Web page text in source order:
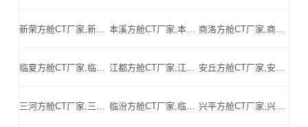
新荣方舱CT厂家,新荣方舱式CT,新荣CT方舱,新荣方舱CT,新荣医用CT方舱,新荣移动方舱CT-新荣医用CT方舱公司 本溪方舱CT厂家,本溪方舱式CT,本溪CT方舱,本溪方舱CT,本溪医用CT方舱,本溪移动方舱CT-本溪医用CT方舱公司 商洛方舱CT厂家,商洛方舱式CT,商洛CT方舱,商洛方舱CT,商洛医用CT方舱,商洛移动方舱CT-商洛医用CT方舱公司
临夏方舱CT厂家,临夏方舱式CT,临夏CT方舱,临夏方舱CT,临夏医用CT方舱,临夏移动方舱CT-临夏医用CT方舱公司 江都方舱CT厂家,江都方舱式CT,江都CT方舱,江都方舱CT,江都医用CT方舱,江都移动方舱CT-江都医用CT方舱公司 安丘方舱CT厂家,安丘方舱式CT,安丘CT方舱,安丘方舱CT,安丘医用CT方舱,安丘移动方舱CT-安丘医用CT方舱公司
三河方舱CT厂家,三河方舱式CT,三河CT方舱,三河方舱CT,三河医用CT方舱,三河移动方舱CT-三河医用CT方舱公司 临汾方舱CT厂家,临汾方舱式CT,临汾CT方舱,临汾方舱CT,临汾医用CT方舱,临汾移动方舱CT-临汾医用CT方舱公司 兴平方舱CT厂家,兴平方舱式CT,兴平CT方舱,兴平方舱CT,兴平医用CT方舱,兴平移动方舱CT-兴平医用CT方舱公司